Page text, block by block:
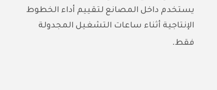
يستخدم داخل المصانع لتقييم أداء الخطوط
الإنتاجية أثناء ساعات التشغيل المجدولة
فقط.